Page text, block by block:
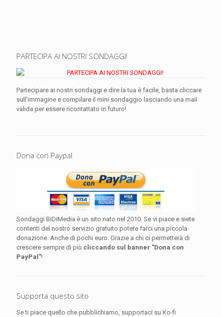
PARTECIPA AI NOSTRI SONDAGGI!
Partecipare ai nostri sondaggi e dire la tua è facile, basta cliccare
sull'immagine e compilare il mini sondaggio lasciando una mail
valida per essere ricontattato in futuro!
Dona con Paypal
Sondaggi BiDiMedia è un sito nato nel 2010. Se vi piace e siete
contenti del nostro servizio gratuito potete farci una piccola
donazione. Anche di pochi euro. Grazie a chi ci permetterà di
crescere sempre di più cliccando sul banner "Dona con
PayPal"!
Supporta questo sito
Se ti piace quello che pubblichiamo, supportaci su Ko-fi